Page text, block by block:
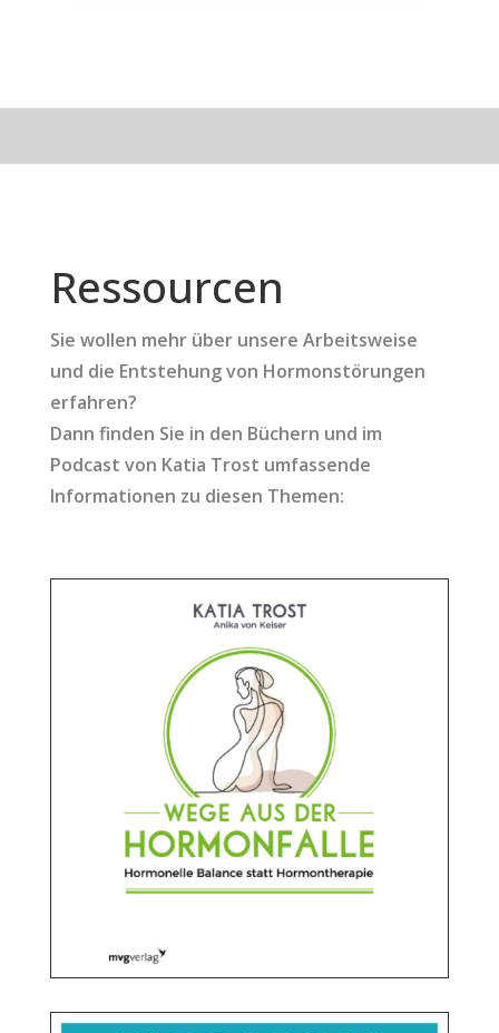
Ressourcen
Sie wollen mehr über unsere Arbeitsweise
und die Entstehung von Hormonstörungen
erfahren?
Dann finden Sie in den Büchern und im
Podcast von Katia Trost umfassende
Informationen zu diesen Themen: